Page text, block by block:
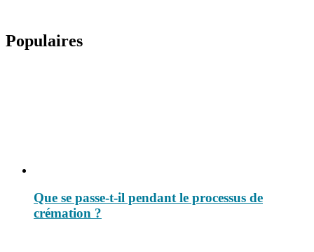
Populaires
Que se passe-t-il pendant le processus de
crémation ?